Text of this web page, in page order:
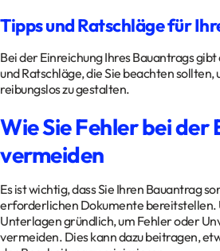
Tipps und Ratschläge für
Bei der Einreichung Ihres Bauantrags
und Ratschläge, die Sie beachten sollten,
reibungslos zu gestalten.
Wie Sie Fehler bei der
vermeiden
Es ist wichtig, dass Sie Ihren Bauantrag
erforderlichen Dokumente bereitstellen.
Unterlagen gründlich, um Fehler oder
vermeiden. Dies kann dazu beitragen,